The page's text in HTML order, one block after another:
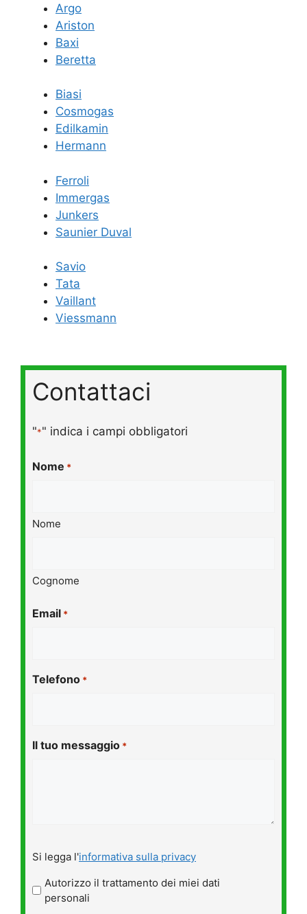
Argo
Ariston
Baxi
Beretta
Biasi
Cosmogas
Edilkamin
Hermann
Ferroli
Immergas
Junkers
Saunier Duval
Savio
Tata
Vaillant
Viessmann
Contattaci
"*" indica i campi obbligatori
Nome *
Nome
Cognome
Email *
Telefono *
Il tuo messaggio *
legga
l'informativa
sulla
Si legga l'informativa sulla privacy
Autorizzo il trattamento dei miei dati
personali